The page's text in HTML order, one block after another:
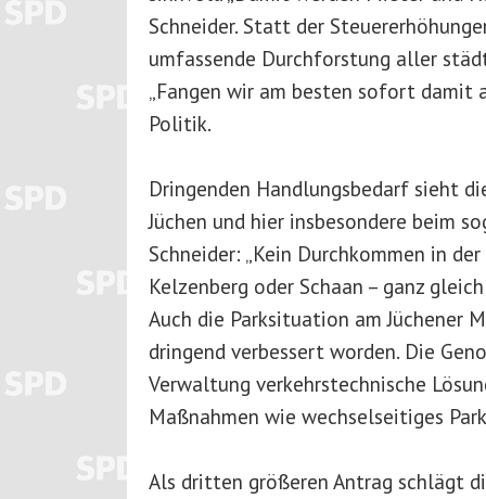
Schneider. Statt der
umfassende Durchforstung aller
„Fangen wir am besten sofort damit
Politik.
Dringenden Handlungsbedarf sieht
Jüchen und hier insbesondere beim
Schneider: „Kein Durchkommen in
Kelzenberg oder Schaan – ganz
Auch die Parksituation am Jüchener
dringend verbessert worden. Die
Verwaltung verkehrstechnische
Maßnahmen wie wechselseitiges
Als dritten größeren Antrag schlägt